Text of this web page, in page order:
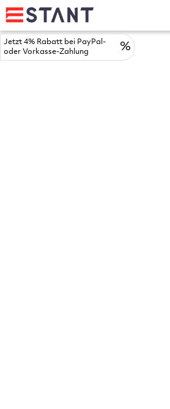
Jetzt 4% Rabatt bei PayPal-
oder Vorkasse-Zahlung
%